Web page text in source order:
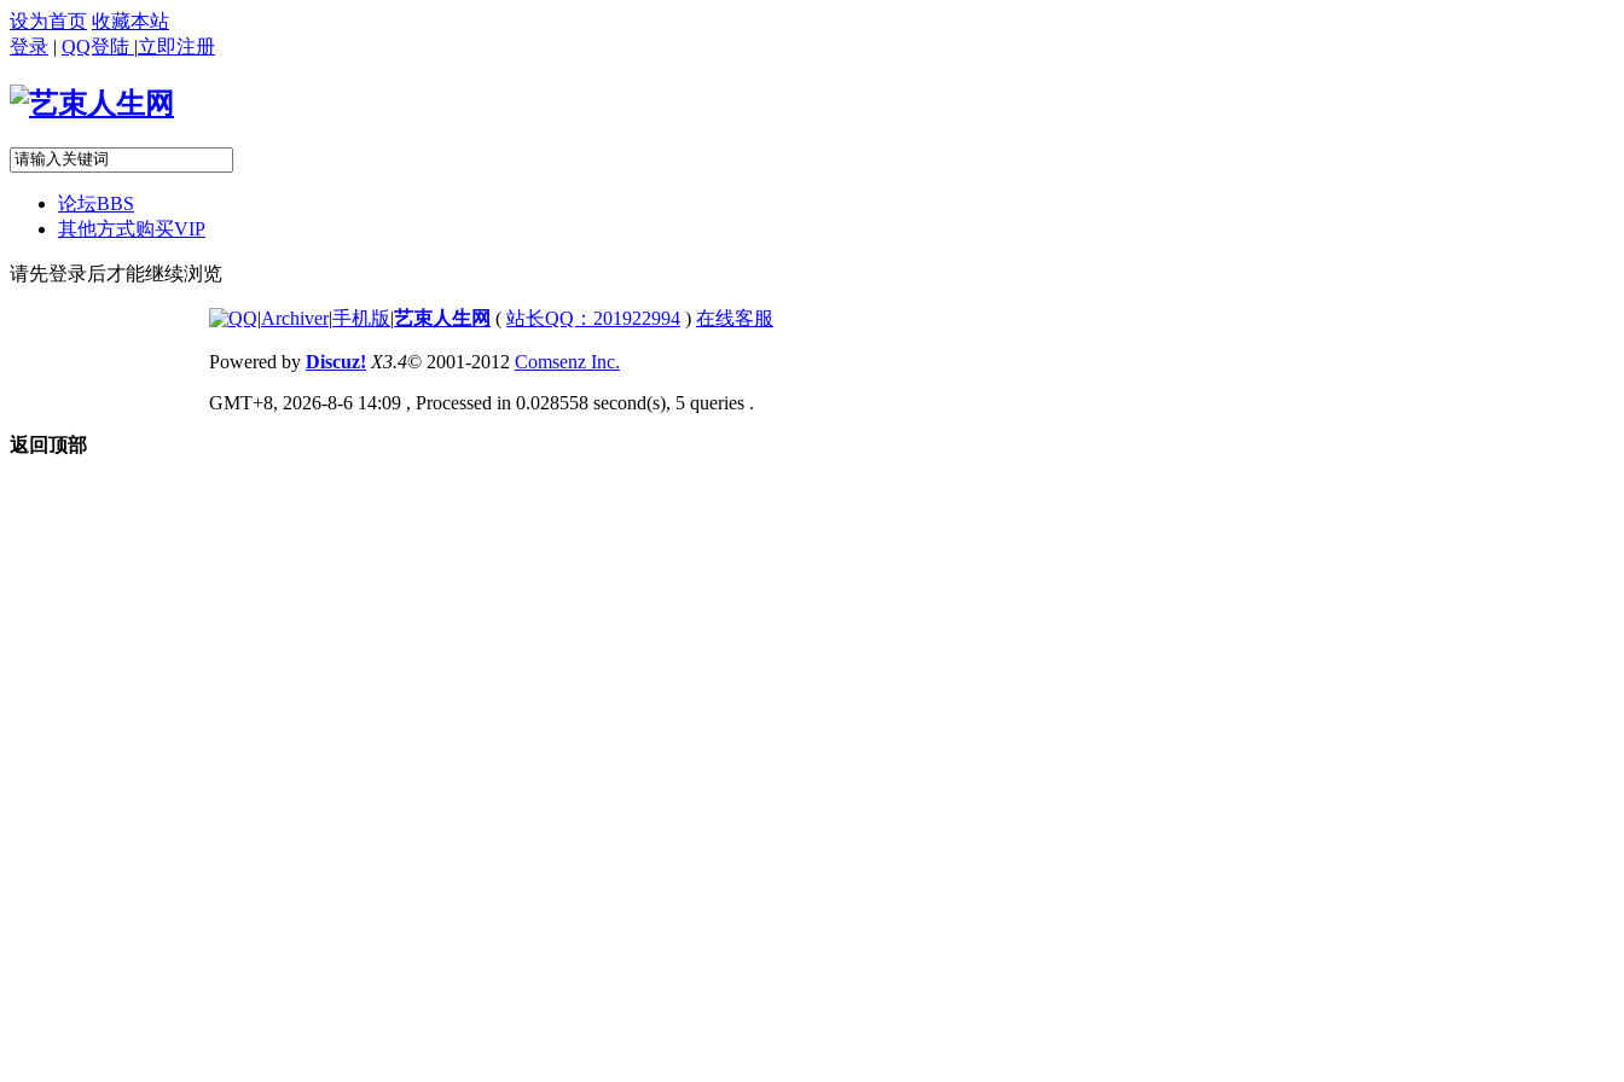
设为首页 收藏本站
登录 | QQ登陆 |立即注册
论坛BBS
其他方式购买VIP
请先登录后才能继续浏览
|Archiver|手机版|艺束人生网 ( 站长QQ：201922994 ) 在线客服
Powered by Discuz! X3.4© 2001-2012 Comsenz Inc.
GMT+8, 2026-8-6 14:09 , Processed in 0.028558 second(s), 5 queries .
返回顶部